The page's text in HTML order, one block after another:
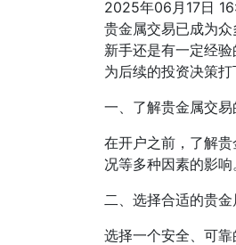
2025年06月17日
贵金属交易已成为
新手还是有一定经
为后续的投资决策打
一、了解贵金属交
在开户之前，了解
况等多种因素的影
二、选择合适的贵金
选择一个安全、可